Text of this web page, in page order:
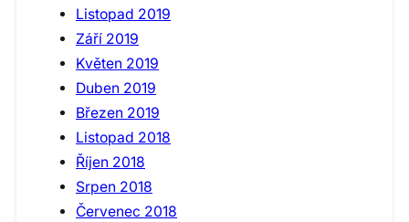
Listopad 2019
Září 2019
Květen 2019
Duben 2019
Březen 2019
Listopad 2018
Říjen 2018
Srpen 2018
Červenec 2018